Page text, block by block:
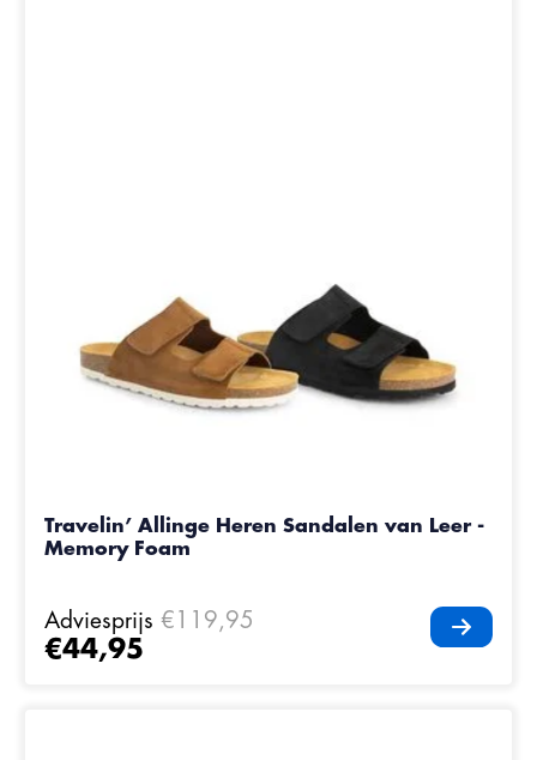
Travelin’ Allinge Heren Sandalen van Leer -
Memory Foam
Adviesprijs €119,95
€44,95